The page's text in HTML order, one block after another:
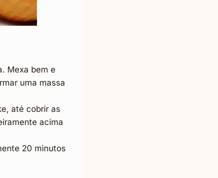
Mexa bem e
uma massa
até cobrir as
acima
20 minutos